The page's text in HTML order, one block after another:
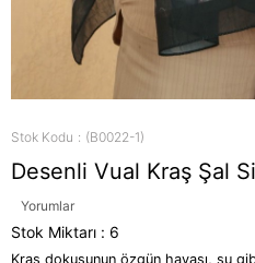
Stok Kodu (B0022-1)
Desenli Vual Kraş Şal
Yorumlar
Stok Miktarı : 6
Kraş dokusunun özgün havası, su